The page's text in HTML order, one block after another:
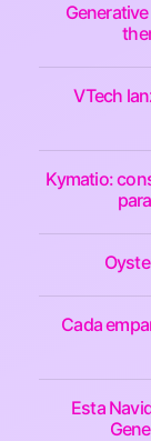
VTech
Kymatio:
Cada
Esta